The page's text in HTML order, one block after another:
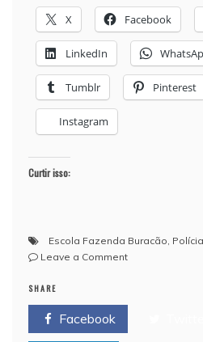
X Facebook
LinkedIn
Tumblr Pinterest
Instagram
Curtir isso:
Escola Fazenda Buracão,
Leave a Commenton
recupera
furtados
SHARE
Facebook